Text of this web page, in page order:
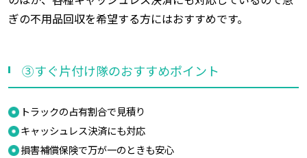
ぎの不用品回収を希望する方にはおすすめです。
③すぐ片付け隊のおすすめポイント
トラックの占有割合で見積り
キャッシュレス決済にも対応
損害補償保険で万が一のときも安心